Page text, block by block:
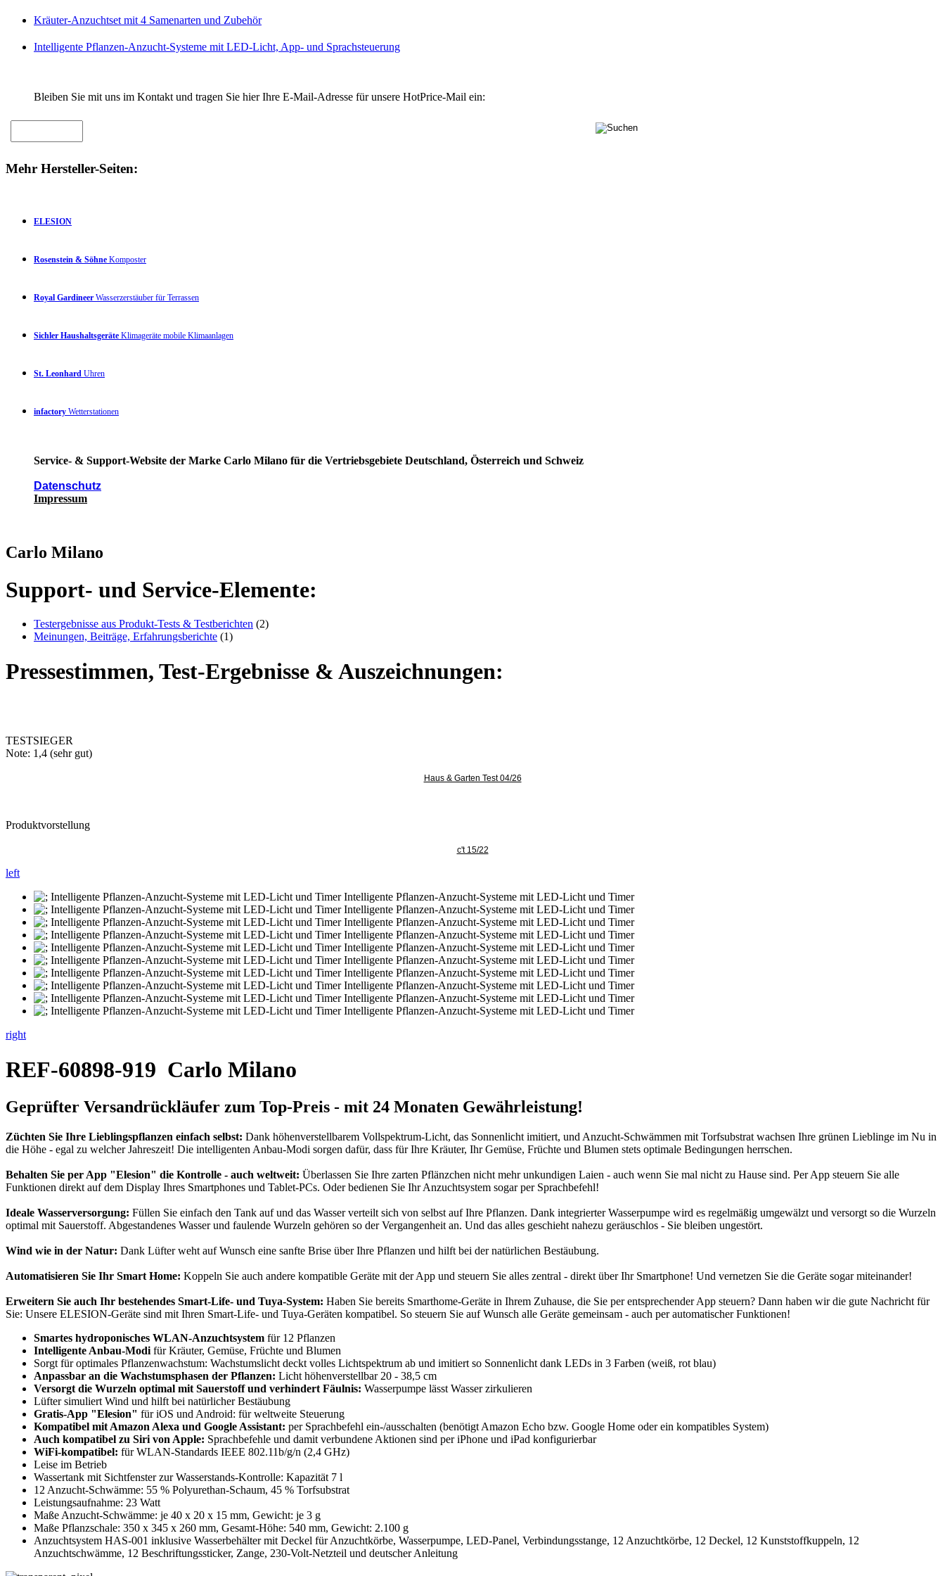
Kräuter-Anzuchtset mit 4 Samenarten und Zubehör
Intelligente Pflanzen-Anzucht-Systeme mit LED-Licht, App- und Sprachsteuerung
Bleiben Sie mit uns im Kontakt und tragen Sie hier Ihre E-Mail-Adresse für unsere HotPrice-Mail ein:
Mehr Hersteller-Seiten:
ELESION
Rosenstein & Söhne Komposter
Royal Gardineer Wasserzerstäuber für Terrassen
Sichler Haushaltsgeräte Klimageräte mobile Klimaanlagen
St. Leonhard Uhren
infactory Wetterstationen
Service- & Support-Website der Marke Carlo Milano für die Vertriebsgebiete Deutschland, Österreich und Schweiz
Datenschutz
Impressum
Carlo Milano
Support- und Service-Elemente:
Testergebnisse aus Produkt-Tests & Testberichten (2)
Meinungen, Beiträge, Erfahrungsberichte (1)
Pressestimmen, Test-Ergebnisse & Auszeichnungen:
TESTSIEGER
Note: 1,4 (sehr gut)
Haus & Garten Test 04/26
Produktvorstellung
c't 15/22
left
right
REF-60898-919 Carlo Milano
Geprüfter Versandrückläufer zum Top-Preis - mit 24 Monaten Gewährleistung!
Züchten Sie Ihre Lieblingspflanzen einfach selbst: Dank höhenverstellbarem Vollspektrum-Licht, das Sonnenlicht imitiert, und Anzucht-Schwämmen mit Torfsubstrat wachsen Ihre grünen Lieblinge im Nu in
die Höhe - egal zu welcher Jahreszeit! Die intelligenten Anbau-Modi sorgen dafür, dass für Ihre Kräuter, Ihr Gemüse, Früchte und Blumen stets optimale Bedingungen herrschen.
Behalten Sie per App "Elesion" die Kontrolle - auch weltweit: Überlassen Sie Ihre zarten Pflänzchen nicht mehr unkundigen Laien - auch wenn Sie mal nicht zu Hause sind. Per App steuern Sie alle
Funktionen direkt auf dem Display Ihres Smartphones und Tablet-PCs. Oder bedienen Sie Ihr Anzuchtsystem sogar per Sprachbefehl!
Ideale Wasserversorgung: Füllen Sie einfach den Tank auf und das Wasser verteilt sich von selbst auf Ihre Pflanzen. Dank integrierter Wasserpumpe wird es regelmäßig umgewälzt und versorgt so die Wurzeln
optimal mit Sauerstoff. Abgestandenes Wasser und faulende Wurzeln gehören so der Vergangenheit an. Und das alles geschieht nahezu geräuschlos - Sie bleiben ungestört.
Wind wie in der Natur: Dank Lüfter weht auf Wunsch eine sanfte Brise über Ihre Pflanzen und hilft bei der natürlichen Bestäubung.
Automatisieren Sie Ihr Smart Home: Koppeln Sie auch andere kompatible Geräte mit der App und steuern Sie alles zentral - direkt über Ihr Smartphone! Und vernetzen Sie die Geräte sogar miteinander!
Erweitern Sie auch Ihr bestehendes Smart-Life- und Tuya-System: Haben Sie bereits Smarthome-Geräte in Ihrem Zuhause, die Sie per entsprechender App steuern? Dann haben wir die gute Nachricht für
Sie: Unsere ELESION-Geräte sind mit Ihren Smart-Life- und Tuya-Geräten kompatibel. So steuern Sie auf Wunsch alle Geräte gemeinsam - auch per automatischer Funktionen!
Smartes hydroponisches WLAN-Anzuchtsystem für 12 Pflanzen
Intelligente Anbau-Modi für Kräuter, Gemüse, Früchte und Blumen
Sorgt für optimales Pflanzenwachstum: Wachstumslicht deckt volles Lichtspektrum ab und imitiert so Sonnenlicht dank LEDs in 3 Farben (weiß, rot blau)
Anpassbar an die Wachstumsphasen der Pflanzen: Licht höhenverstellbar 20 - 38,5 cm
Versorgt die Wurzeln optimal mit Sauerstoff und verhindert Fäulnis: Wasserpumpe lässt Wasser zirkulieren
Lüfter simuliert Wind und hilft bei natürlicher Bestäubung
Gratis-App "Elesion" für iOS und Android: für weltweite Steuerung
Kompatibel mit Amazon Alexa und Google Assistant: per Sprachbefehl ein-/ausschalten (benötigt Amazon Echo bzw. Google Home oder ein kompatibles System)
Auch kompatibel zu Siri von Apple: Sprachbefehle und damit verbundene Aktionen sind per iPhone und iPad konfigurierbar
WiFi-kompatibel: für WLAN-Standards IEEE 802.11b/g/n (2,4 GHz)
Leise im Betrieb
Wassertank mit Sichtfenster zur Wasserstands-Kontrolle: Kapazität 7 l
12 Anzucht-Schwämme: 55 % Polyurethan-Schaum, 45 % Torfsubstrat
Leistungsaufnahme: 23 Watt
Maße Anzucht-Schwämme: je 40 x 20 x 15 mm, Gewicht: je 3 g
Maße Pflanzschale: 350 x 345 x 260 mm, Gesamt-Höhe: 540 mm, Gewicht: 2.100 g
Anzuchtsystem HAS-001 inklusive Wasserbehälter mit Deckel für Anzuchtkörbe, Wasserpumpe, LED-Panel, Verbindungsstange, 12 Anzuchtkörbe, 12 Deckel, 12 Kunststoffkuppeln, 12
Anzuchtschwämme, 12 Beschriftungssticker, Zange, 230-Volt-Netzteil und deutscher Anleitung